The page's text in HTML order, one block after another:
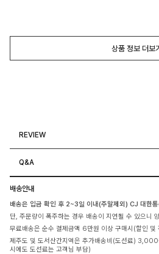
상품 정보 더보
REVIEW
Q&A
배송안내
배송은 입금 확인 후 2~3일 이내(주말제외) CJ 대한통
단, 주문량이 폭주하는 경우 배송이 지연될 수 있으니
무료배송은 순수 결제금액 6만원 이상 구매시(할인 및
제주도 및 도서산간지역은 추가배송비(도선료)
시에도 도선료는 고객님 부담)